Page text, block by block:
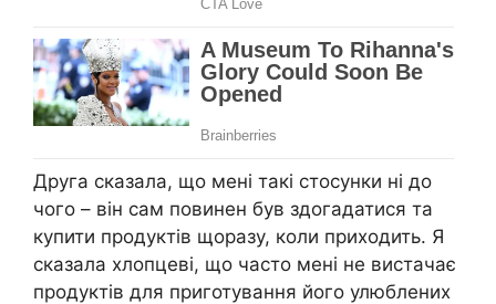
Друга сказала, що мені такі стосунки ні до
чого – він сам повинен був здогадатися та
купити продуктів щоразу, коли приходить. Я
сказала хлопцеві, що часто мені не вистачає
продуктів для приготування його улюблених